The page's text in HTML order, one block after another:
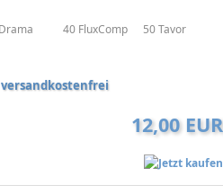
40 FluxComp 50 Tavor
versandkostenfrei
12,00 EUR